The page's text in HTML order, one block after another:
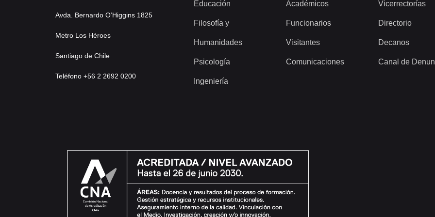
Avda. Bernardo O’Higgins 1825
Metro Los Héroes
Santiago de Chile
Teléfono +56 2 2692 0200
Educación
Filosofía y
Humanidades
Psicología
Ingeniería
Académicos
Funcionarios
Visitantes
Comunicaciones
Vicerrectorías
Directorio
Decanos
Canal de